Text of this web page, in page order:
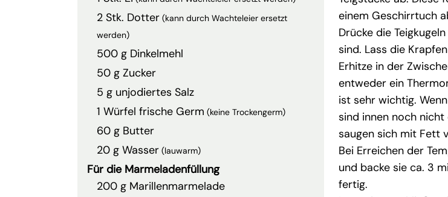
2 Stk. Dotter (kann durch Wachteleier ersetzt
werden)
500 g Dinkelmehl
50 g Zucker
5 g unjodiertes Salz
1 Würfel frische Germ (keine Trockengerm)
60 g Butter
20 g Wasser (lauwarm)
Für die Marmeladenfüllung
200 g Marillenmarmelade
einem Geschirrtuch
Drücke die
sind. Lass die
Erhitze in der
entweder ein
ist sehr wichtig.
sind innen noch nicht
saugen sich mit Fett
Bei Erreichen der
und backe sie ca. 3
fertig.